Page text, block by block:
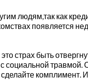
людям,так как
появляется
страх быть
с социальной